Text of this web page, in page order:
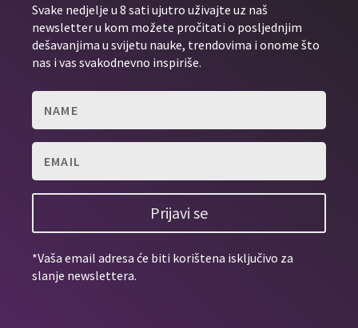
Svake nedjelje u 8 sati ujutro uživajte uz naš
newsletter u kom možete pročitati o posljednjim
dešavanjima u svijetu nauke, trendovima i onome što
nas i vas svakodnevno inspiriše.
Prijavi se
*Vaša email adresa će biti korištena isključivo za
slanje newslettera.